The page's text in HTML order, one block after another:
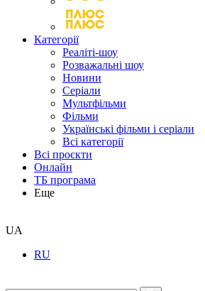
Категорії
Реаліті-шоу
Розважальні шоу
Новини
Серіали
Мультфільми
Фільми
Українські фільми і серіали
Всі категорії
Всі проєкти
Онлайн
ТБ програма
Еще
UA
RU